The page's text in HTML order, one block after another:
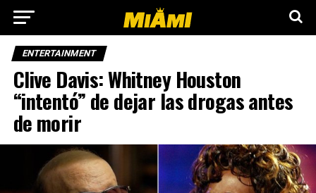
ENTERTAINMENT
Clive Davis: Whitney Houston
“intentó” de dejar las drogas antes
de morir